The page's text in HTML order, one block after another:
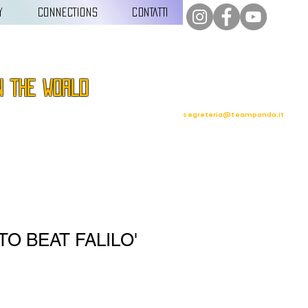
CONNECTIONS CONTATTI
the world
segreteria@teampanda.it
BEAT FALILO'